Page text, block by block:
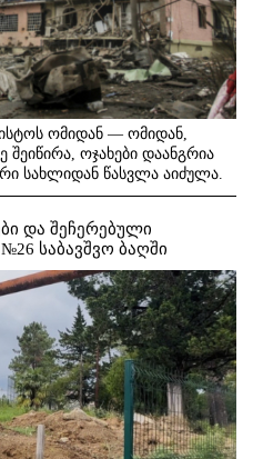
ომიდან — ომიდან,
ოჯახები დაანგრია
სახლიდან წასვლა აიძულა.
და შეჩერებული
საბავშვო ბაღში